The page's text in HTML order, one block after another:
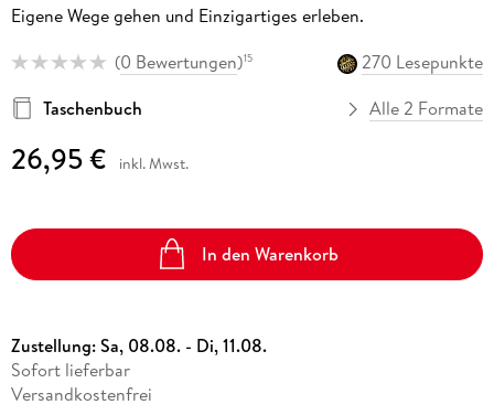
Eigene Wege gehen und Einzigartiges erleben.
(0 Bewertungen)15
270 Lesepunkte
Taschenbuch
Alle 2 Formate
26,95 € inkl. Mwst.
In den Warenkorb
Zustellung:Sa, 08.08. - Di, 11.08.
Sofort lieferbar
Versandkostenfrei